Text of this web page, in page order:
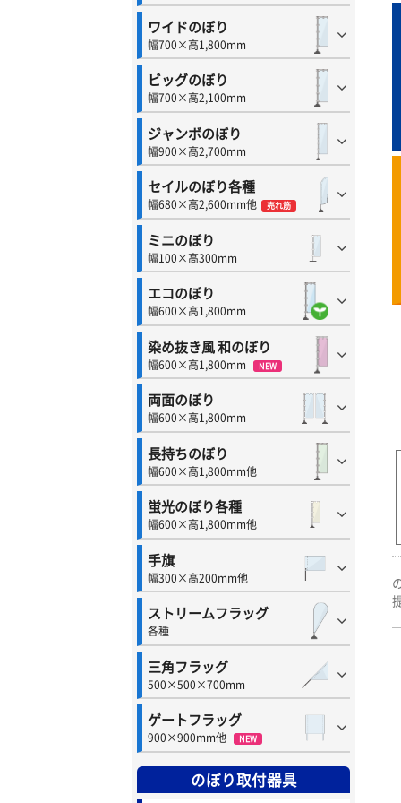
ワイドのぼり
幅700×高1,800mm
ビッグのぼり
幅700×高2,100mm
ジャンボのぼり
幅900×高2,700mm
セイルのぼり各種
幅680×高2,600mm他 売れ筋
ミニのぼり
幅100×高300mm
エコのぼり
幅600×高1,800mm
染め抜き風 和のぼり
幅600×高1,800mm NEW
両面のぼり
幅600×高1,800mm
長持ちのぼり
幅600×高1,800mm他
蛍光のぼり各種
幅600×高1,800mm他
手旗
幅300×高200mm他
ストリームフラッグ
各種
三角フラッグ
500×500×700mm
ゲートフラッグ
900×900mm他 NEW
のぼり取付器具